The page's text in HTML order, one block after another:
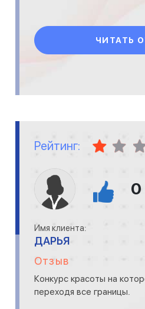
ЧИТАТЬ
Рейтинг:
0
Имя клиента:
ДАРЬЯ
Отзыв
Конкурс красоты на
переходя все границы.